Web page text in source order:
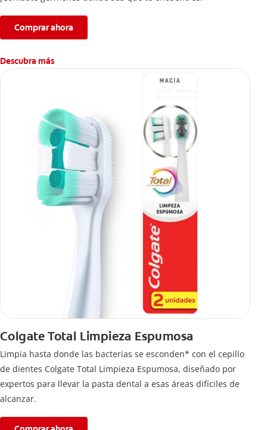
Comprar ahora
Descubra más
Colgate Total Limpieza Espumosa
Limpia hasta donde las bacterias se esconden* con el cepillo
de dientes Colgate Total Limpieza Espumosa, diseñado por
expertos para llevar la pasta dental a esas áreas difíciles de
alcanzar.